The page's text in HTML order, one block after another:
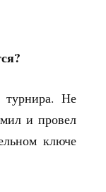
турнира. Не
и провел
ключе